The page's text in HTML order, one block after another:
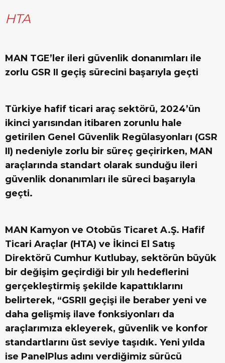
HTA
MAN TGE’ler ileri güvenlik donanımları ile
zorlu GSR II geçiş sürecini başarıyla geçti
Türkiye hafif ticari araç sektörü, 2024’ün
ikinci yarısından itibaren zorunlu hale
getirilen Genel Güvenlik Regülasyonları (GSR
II) nedeniyle zorlu bir süreç geçirirken, MAN
araçlarında standart olarak sunduğu ileri
güvenlik donanımları ile süreci başarıyla
geçti.
MAN Kamyon ve Otobüs Ticaret A.Ş. Hafif
Ticari Araçlar (HTA) ve İkinci El Satış
Direktörü Cumhur Kutlubay, sektörün büyük
bir değişim geçirdiği bir yılı hedeflerini
gerçekleştirmiş şekilde kapattıklarını
belirterek, “GSRII geçişi ile beraber yeni ve
daha gelişmiş ilave fonksiyonları da
araçlarımıza ekleyerek, güvenlik ve konfor
standartlarını üst seviye taşıdık. Yeni yılda
ise PanelPlus adını verdiğimiz sürücü